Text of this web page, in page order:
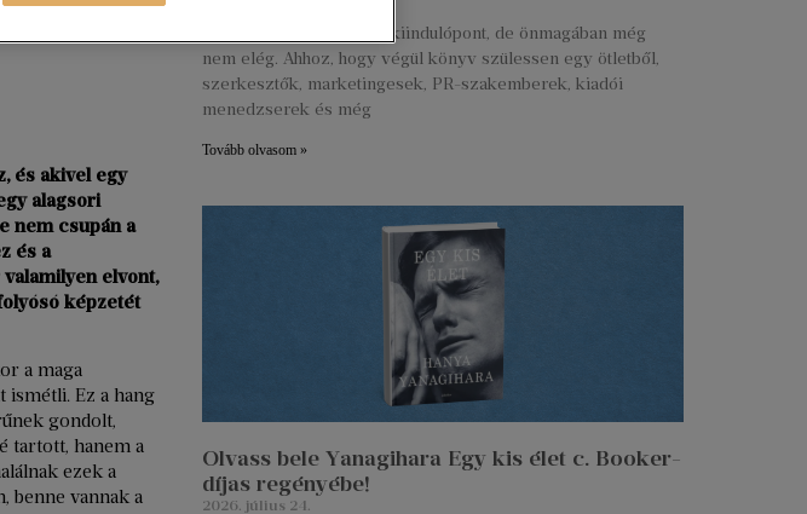
és akivel egy
alagsori
nem csupán a
és a
elvont,
képzetét
a maga
ismétli. Ez a hang
gondolt,
tartott, hanem a
ezek a
benne vannak a
Egy erős kézirat már jó kiindulópont, de önmagában még
nem elég. Ahhoz, hogy végül könyv szülessen egy ötletből,
szerkesztők, marketingesek, PR-szakemberek, kiadói
menedzserek és még
Tovább olvasom »
Olvass bele Yanagihara Egy kis élet c. Booker-
díjas regényébe!
2026. július 24.